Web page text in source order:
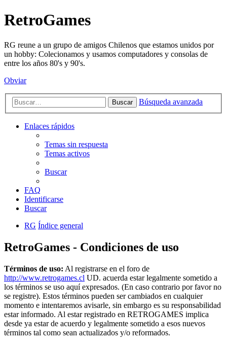
RetroGames
RG reune a un grupo de amigos Chilenos que estamos unidos por
un hobby: Colecionamos y usamos computadores y consolas de
entre los años 80's y 90's.
Obviar
Buscar Búsqueda avanzada
Enlaces rápidos
Temas sin respuesta
Temas activos
Buscar
FAQ
Identificarse
Buscar
RG Índice general
RetroGames - Condiciones de uso
Términos de uso: Al registrarse en el foro de
http://www.retrogames.cl UD. acuerda estar legalmente sometido a
los términos se uso aquí expresados. (En caso contrario por favor no
se registre). Estos términos pueden ser cambiados en cualquier
momento e intentaremos avisarle, sin embargo es su responsabilidad
estar informado. Al estar registrado en RETROGAMES implica
desde ya estar de acuerdo y legalmente sometido a esos nuevos
términos tal como sean actualizados y/o reformados.